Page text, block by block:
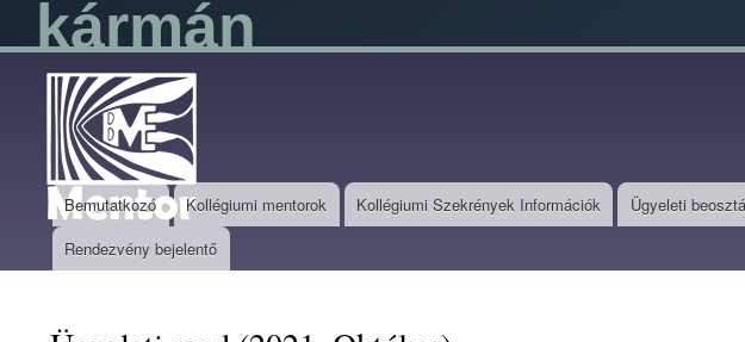
kármán
Mentor
User login
Bemutatkozó Kollégiumi mentorok Kollégiumi Szekrények Információk Ügyeleti
Rendezvény bejelentő